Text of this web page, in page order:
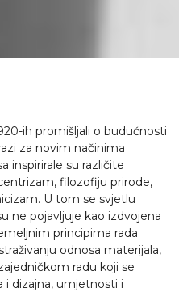
ih promišljali o budućnosti
za novim načinima
inspirirale su različite
filozofiju prirode,
U tom se svjetlu
ne pojavljuje kao izdvojena
principima rada
odnosa materijala,
radu koji se
i dizajna, umjetnosti i